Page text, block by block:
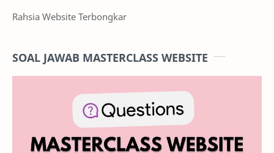
Rahsia Website Terbongkar
SOAL JAWAB MASTERCLASS WEBSITE